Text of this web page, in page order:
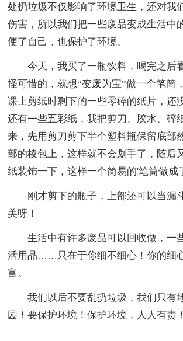
处扔垃圾不仅影响了环境卫生，还对我
伤害，所以我们把一些废品变成生活中
便了自己，也保护了环境。
今天，我买了一瓶饮料，喝完之后
怪可惜的，就想“变废为宝”做一个笔筒
课上剪纸时剩下的一些零碎的纸片，还
还有一些五彩纸，我把剪刀、胶水、碎
来，先用剪刀剪下半个塑料瓶保留底部
部的棱包上，这样就不会划手了，随后
纸装饰一下，这样一个简易的'笔筒做成
刚才剪下的瓶子，上部还可以当漏
美呀！
生活中有许多废品可以回收做，一
活用品……只在于你细不细心！你的细
富。
我们以后不要乱扔垃圾，我们只有
园！要保护环境！保护环境，人人有责！